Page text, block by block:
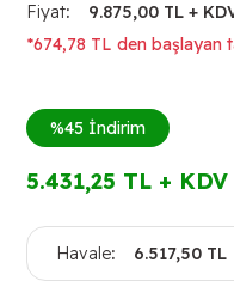
Fiyat
9.875,00 TL +
*674,78 TL den başlayan
%45 İndirim
5.431,25 TL + KDV
Havale 6.517,50 TL